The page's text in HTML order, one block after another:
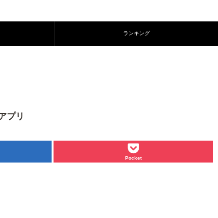
ランキング
プリ
Pocket